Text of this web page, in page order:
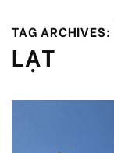
TAG ARCHIVES:
LẠT